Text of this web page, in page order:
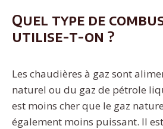
Quel type de
utilise-t-on ?
Les chaudières à gaz sont
naturel ou du gaz de pétrole
est moins cher que le gaz
également moins puissant. Il